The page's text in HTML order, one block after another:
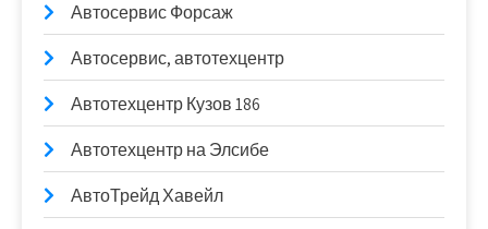
Автосервис Форсаж
Автосервис, автотехцентр
Автотехцентр Кузов 186
Автотехцентр на Элсибе
АвтоТрейд Хавейл